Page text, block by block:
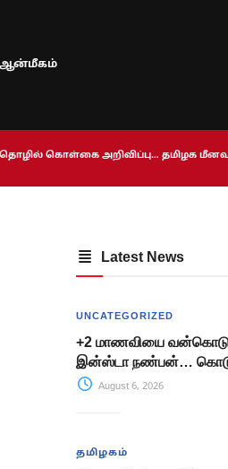
ஆன்மீகம்
தொழில் கொள்கை அறிவிப்பு… தமிழக
Latest News
UNCATEGORIZED
+2 மாணவியை
இன்ஸ்டா நண்பன்…
August 6, 2026
தமிழகம்